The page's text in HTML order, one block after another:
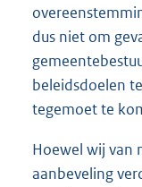
dus niet om
beleidsdoelen
tegemoet te
Hoewel wij van
aanbeveling